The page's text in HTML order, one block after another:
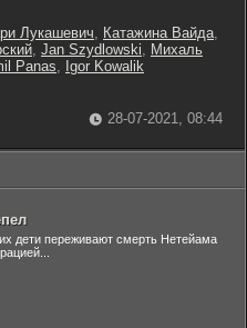
Лукашевич, Катажина Вайда,
, Jan Szydlowski, Михаль
Panas, Igor Kowalik
28-07-2021, 08:44
дети переживают смерть Нетейама